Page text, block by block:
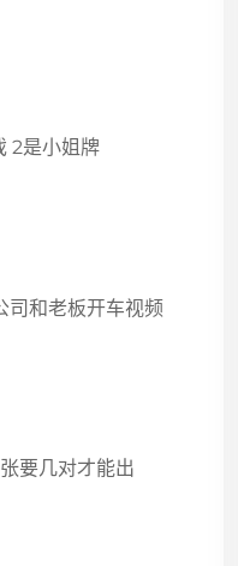
2是小姐牌
司和老板开车视频
要几对才能出